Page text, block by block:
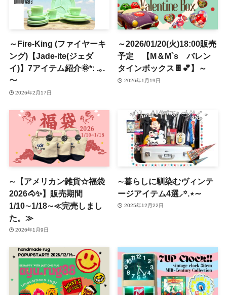
～Fire-King (ファイヤーキ
ング)【Jade-ite(ジェダ
イ)】7アイテム紹介🌞*: .｡.
～
2026年2月17日
～2026/01/20(火)18:00販売
予定 【M＆M`s バレン
タインボックス🍫💕】～
2026年1月19日
∼【アメリカン雑貨☆福袋
2026🐴✨】販売期間
1/10∼1/18∼≪完売しまし
た。≫
2026年1月9日
∼暮らしに馴染むヴィンテ
ージアイテム4選⸝꙳.⋆∼
2025年12月22日